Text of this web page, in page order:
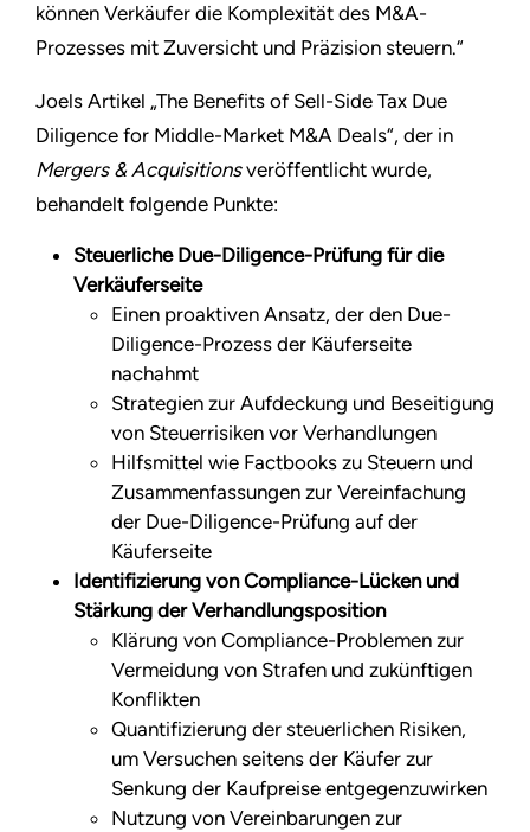
können Verkäufer die Komplexität des M&A-
Prozesses mit Zuversicht und Präzision steuern.“
Joels Artikel „The Benefits of Sell-Side Tax Due
Diligence for Middle-Market M&A Deals“, der in
Mergers & Acquisitionsveröffentlicht wurde,
behandelt folgende Punkte:
Steuerliche Due-Diligence-Prüfung für die
Verkäuferseite
Einen proaktiven Ansatz, der den Due-
Diligence-Prozess der Käuferseite
nachahmt
Strategien zur Aufdeckung und Beseitigung
von Steuerrisiken vor Verhandlungen
Hilfsmittel wie Factbooks zu Steuern und
Zusammenfassungen zur Vereinfachung
der Due-Diligence-Prüfung auf der
Käuferseite
Identifizierung von Compliance-Lücken und
Stärkung der Verhandlungsposition
Klärung von Compliance-Problemen zur
Vermeidung von Strafen und zukünftigen
Konflikten
Quantifizierung der steuerlichen Risiken,
um Versuchen seitens der Käufer zur
Senkung der Kaufpreise entgegenzuwirken
Nutzung von Vereinbarungen zur